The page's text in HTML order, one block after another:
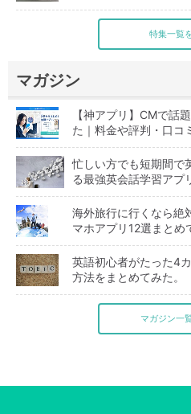
特集一覧
マガジン
【神アプリ】CMで話
た｜料金や評判・口コ
忙しい方でも短期間で
る最強英会話学習アプ
海外旅行に行くなら絶
マホアプリ12選まとめ
英語初心者がたった4
方法をまとめてみた。
マガジン一